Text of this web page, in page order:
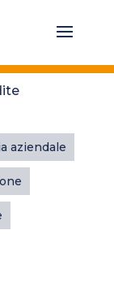
aziendale